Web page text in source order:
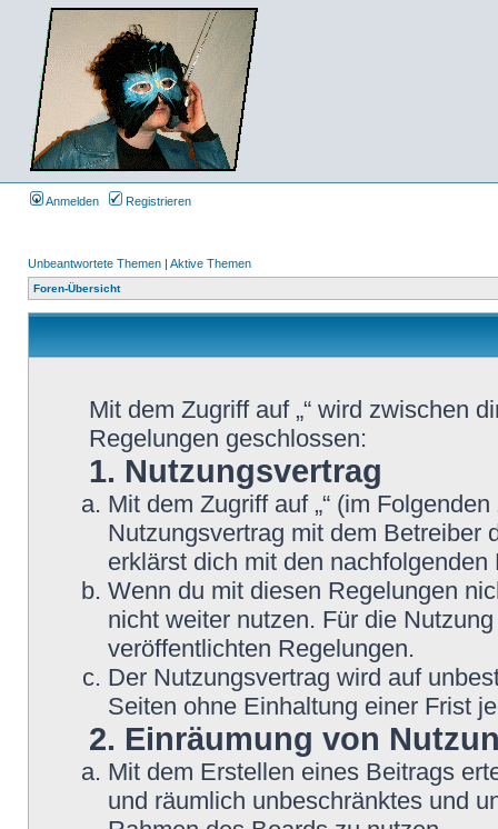
Anmelden Registrieren
Unbeantwortete Themen | Aktive Themen
Foren-Übersicht
Mit dem Zugriff auf „“ wird zwischen
Regelungen geschlossen:
1. Nutzungsvertrag
Mit dem Zugriff auf „“ (im
Nutzungsvertrag mit dem Betreiber
erklärst dich mit den
Wenn du mit diesen Regelungen
nicht weiter nutzen. Für die
veröffentlichten Regelungen.
Der Nutzungsvertrag wird auf
Seiten ohne Einhaltung einer Frist
2. Einräumung von
Mit dem Erstellen eines Beitrags
und räumlich unbeschränktes und